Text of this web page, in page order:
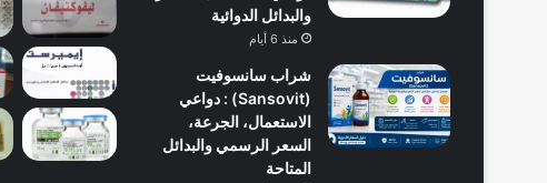
والبدائل الدوائية
منذ 6 أيام
شراب سانسوفيت
(Sansovit) : دواعي
الاستعمال، الجرعة،
السعر الرسمي والبدائل
المتاحة